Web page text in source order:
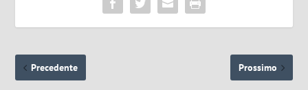
Precedente Prossimo